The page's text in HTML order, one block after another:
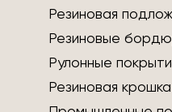
Резиновая
Резиновые
Рулонные
Резиновая крошка